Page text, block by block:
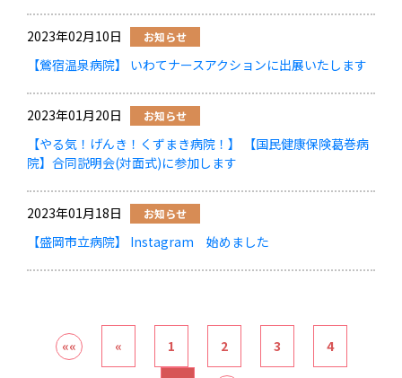
2023年02月10日 お知らせ
【鶯宿温泉病院】 いわてナースアクションに出展いたします
2023年01月20日 お知らせ
【やる気！げんき！くずまき病院！】 【国民健康保険葛巻病
院】合同説明会(対面式)に参加します
2023年01月18日 お知らせ
【盛岡市立病院】 Instagram 始めました
«« « 1 2 3 4